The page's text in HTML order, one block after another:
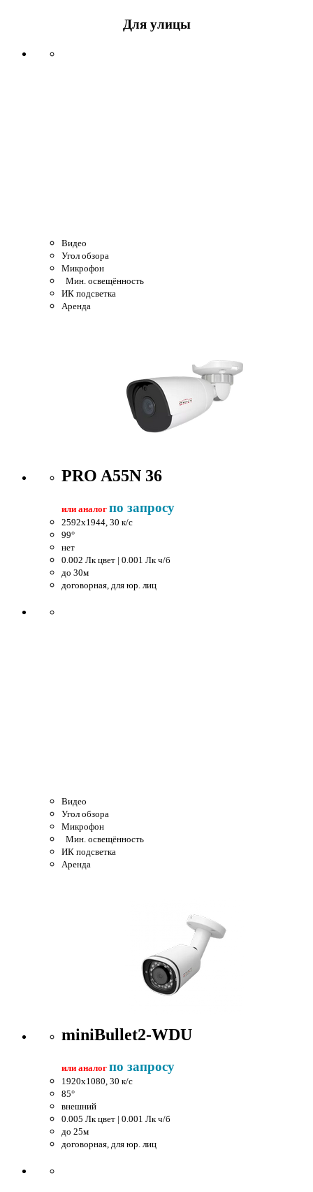
Для улицы
Видео
Угол обзора
Микрофон
Мин. освещённость
ИК подсветка
Аренда
PRO A55N 36
или аналог по запросу
2592x1944, 30 к/c
99°
нет
0.002 Лк цвет | 0.001 Лк ч/б
до 30м
договорная, для юр. лиц
Видео
Угол обзора
Микрофон
Мин. освещённость
ИК подсветка
Аренда
miniBullet2-WDU
или аналог по запросу
1920x1080, 30 к/c
85°
внешний
0.005 Лк цвет | 0.001 Лк ч/б
до 25м
договорная, для юр. лиц